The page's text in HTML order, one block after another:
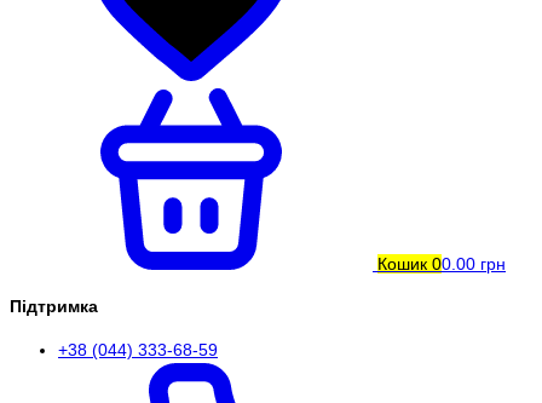
Кошик 00.00 грн
Підтримка
+38 (044) 333-68-59